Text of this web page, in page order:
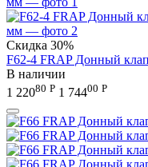
Скидка 30%
F62-4 FRAP Донный
В наличии
1 22080 Р 1 74400 Р